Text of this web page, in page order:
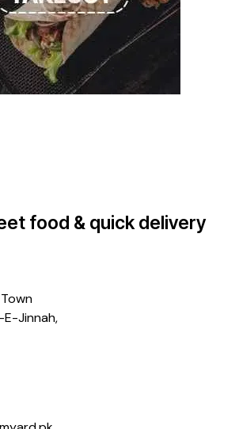
food & quick delivery
E-Jinnah,